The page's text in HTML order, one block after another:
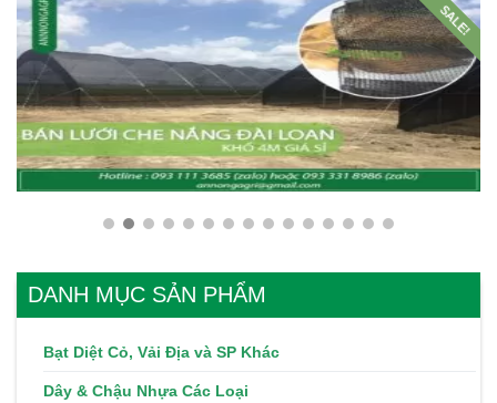
SALE!
DANH MỤC SẢN PHẨM
Bạt Diệt Cỏ, Vải Địa và SP Khác
Dây & Chậu Nhựa Các Loại